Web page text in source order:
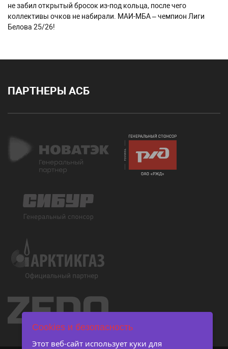
не забил открытый бросок из-под кольца, после чего
коллективы очков не набирали. МАИ-МБА – чемпион Лиги
Белова 25/26!
ПАРТНЕРЫ АСБ
Cookies и безопасность
Этот веб-сайт использует куки для